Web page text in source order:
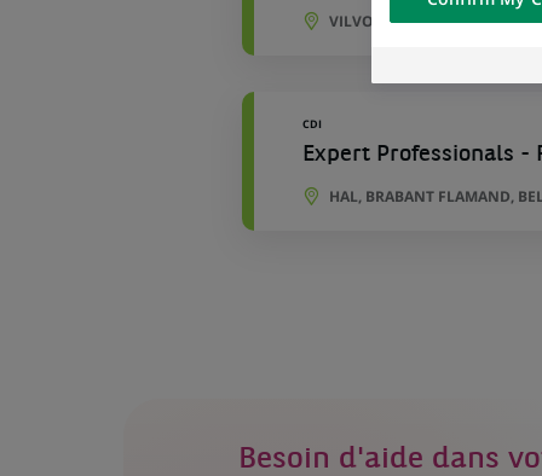
VILVORDE, BRABANT
CDI
Expert Professionals -
HAL, BRABANT FLAMAND,
Besoin d'aide dans
external website.